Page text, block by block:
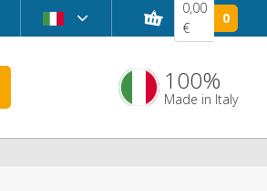
0,00
€
0
100%
Made in Italy